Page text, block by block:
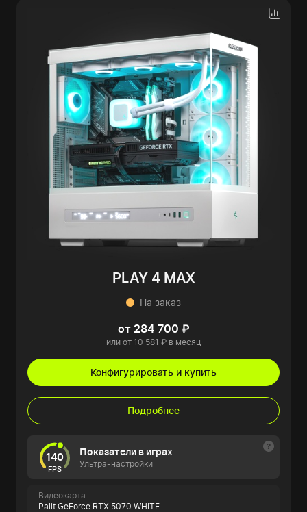
PLAY 4 MAX
На заказ
от 284 700 ₽
или от 10 581 ₽ в месяц
Конфигурировать и купить
Подробнее
140
FPS
Показатели в играх
Ультра-настройки
Видеокарта
Palit GeForce RTX 5070 WHITE